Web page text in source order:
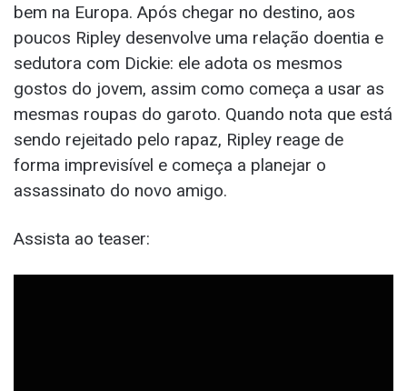
bem na Europa. Após chegar no destino, aos
poucos Ripley desenvolve uma relação doentia e
sedutora com Dickie: ele adota os mesmos
gostos do jovem, assim como começa a usar as
mesmas roupas do garoto. Quando nota que está
sendo rejeitado pelo rapaz, Ripley reage de
forma imprevisível e começa a planejar o
assassinato do novo amigo.
Assista ao teaser: